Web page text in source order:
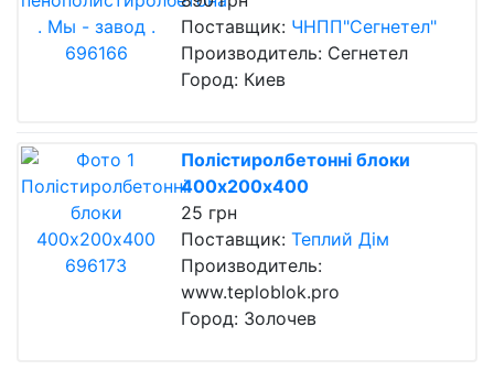
Поставщик: ЧНПП"Сегнетел"
Производитель: Сегнетел
Город: Киев
Полістиролбетонні блоки
400х200х400
25 грн
Поставщик: Теплий Дім
Производитель:
www.teploblok.pro
Город: Золочев